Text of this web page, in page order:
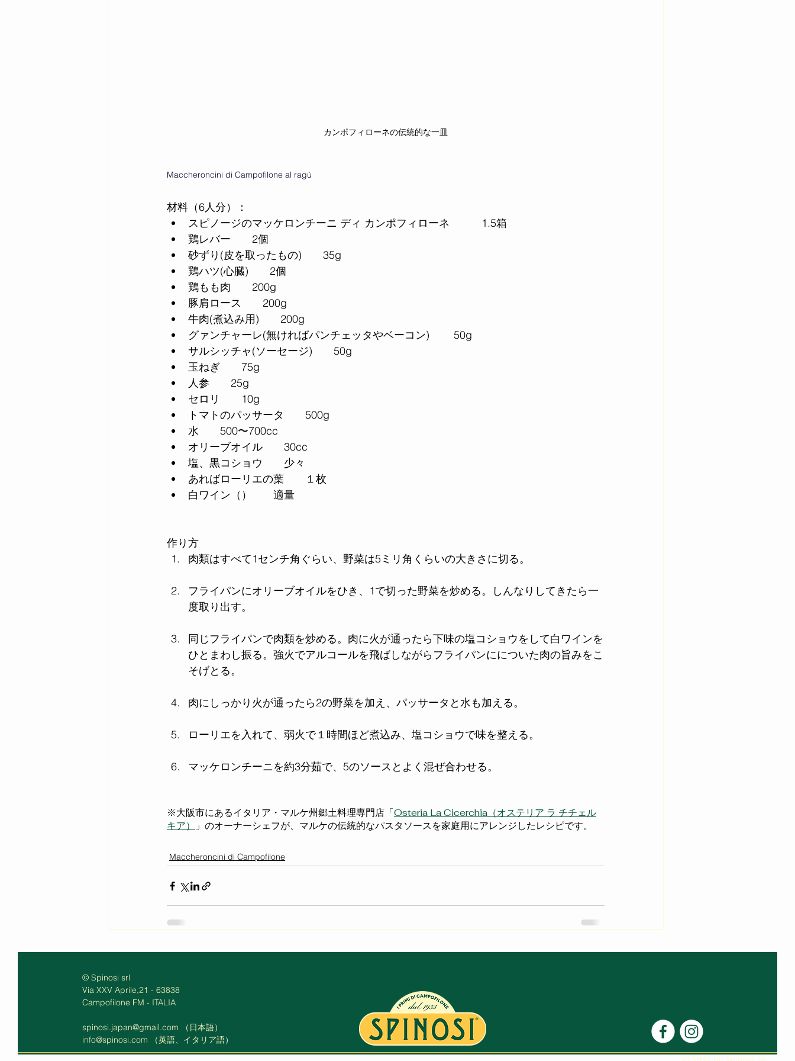
カンポフィローネの伝統的な一皿
Maccheroncini di Campofilone al ragù
材料（6人分）：
スピノージのマッケロンチーニ ディ カンポフィローネ　　　1.5箱
鶏レバー　　2個
砂ずり(皮を取ったもの)　　35g
鶏ハツ(心臓)　　2個
鶏もも肉　　200g
豚肩ロース　　200g
牛肉(煮込み用)　　200g
グァンチャーレ(無ければパンチェッタやベーコン) 　　50g
サルシッチャ(ソーセージ)　　50g
玉ねぎ　　75g
人参　　25g
セロリ　　10g
トマトのパッサータ　　500g
水　　500〜700cc
オリーブオイル　　30cc
塩、黒コショウ　　少々
あればローリエの葉　　１枚
白ワイン（）　　適量
作り方
肉類はすべて1センチ角ぐらい、野菜は5ミリ角くらいの大きさに切る。
フライパンにオリーブオイルをひき、1で切った野菜を炒める。しんなりしてきたら一
度取り出す。
同じフライパンで肉類を炒める。肉に火が通ったら下味の塩コショウをして白ワインを
ひとまわし振る。強火でアルコールを飛ばしながらフライパンにについた肉の旨みをこ
そげとる。
肉にしっかり火が通ったら2の野菜を加え、パッサータと水も加える。
ローリエを入れて、弱火で１時間ほど煮込み、塩コショウで味を整える。
マッケロンチーニを約3分茹で、5のソースとよく混ぜ合わせる。
※大阪市にあるイタリア・マルケ州郷土料理専門店「Osteria La Cicerchia（オステリア ラ チチェル
キア）
」のオーナーシェフが、マルケの伝統的なパスタソースを家庭用にアレンジしたレシピです。
Maccheroncini di Campofilone
© Spinosi srl
Via XXV Aprile,21 - 63838
Campofilone FM - ITALIA
spinosi.japan@gmail.com （日本語）
info@spinosi.com （英語、イタリア語）